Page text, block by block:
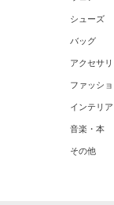
シューズ
バッグ
アクセサ
ファッシ
インテリア
音楽・本
その他